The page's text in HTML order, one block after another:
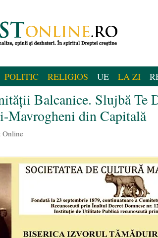
POLITIC RELIGIOS UE LA ZI
Balcanice. Slujbă Te
Mavrogheni din Capitală
Online